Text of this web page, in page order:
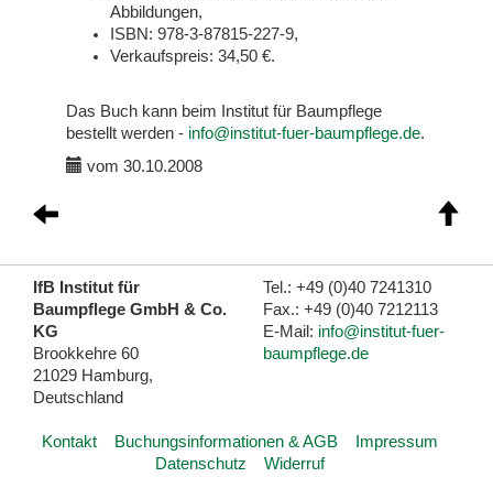
Abbildungen,
ISBN: 978-3-87815-227-9,
Verkaufspreis: 34,50 €.
Das Buch kann beim Institut für Baumpflege
bestellt werden - info@institut-fuer-baumpflege.de.
vom 30.10.2008
IfB Institut für
Baumpflege GmbH & Co.
KG
Brookkehre 60
21029 Hamburg,
Deutschland
Tel.: +49 (0)40 7241310
Fax.: +49 (0)40 7212113
E-Mail: info@institut-fuer-
baumpflege.de
Kontakt Buchungsinformationen & AGB
Impressum
Datenschutz
Widerruf